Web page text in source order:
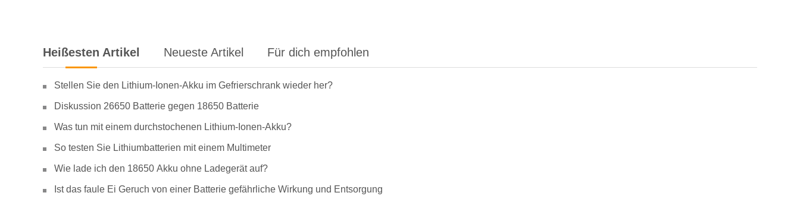
Heißesten Artikel Neueste Artikel Für dich empfohlen
Stellen Sie den Lithium-Ionen-Akku im Gefrierschrank wieder her?
Diskussion 26650 Batterie gegen 18650 Batterie
Was tun mit einem durchstochenen Lithium-Ionen-Akku?
So testen Sie Lithiumbatterien mit einem Multimeter
Wie lade ich den 18650 Akku ohne Ladegerät auf?
Ist das faule Ei Geruch von einer Batterie gefährliche Wirkung und Entsorgung